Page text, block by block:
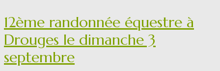
12ème randonnée équestre à
Drouges le dimanche 3
septembre